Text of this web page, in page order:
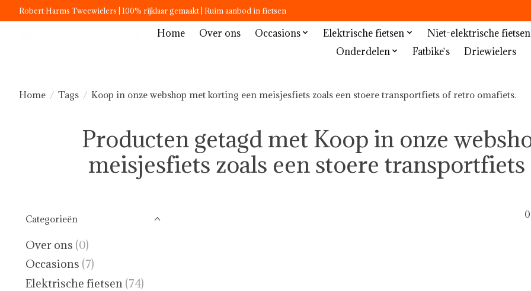
Robert Harms Tweewielers | 100% rijklaar gemaakt | Ruim aanbod in fietsen
Home Over ons Occasions Elektrische fietsen Niet-elektrische fietsen
Onderdelen
Fatbike`s Driewielers
Home / Tags / Koop in onze webshop met korting een meisjesfiets zoals een stoere transportfiets of retro omafiets.
Producten getagd met Koop in onze
meisjesfiets zoals een stoere
Categorieën
Over ons (0)
Occasions (7)
Elektrische fietsen (74)